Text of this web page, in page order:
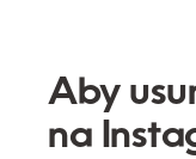
Aby
na